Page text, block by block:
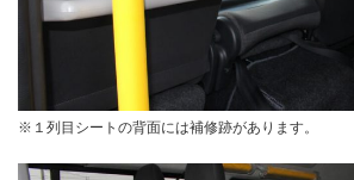
※１列目シートの背面には補修跡があります。